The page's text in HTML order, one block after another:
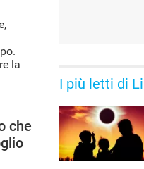
la
che
I più letti di